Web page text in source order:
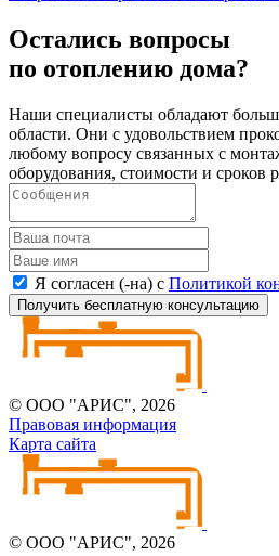
Остались вопросы
по отоплению дома?
Наши специалисты обладают
области. Они с удовольствием
любому вопросу связанных с
оборудования, стоимости и сроков
Я согласен (-на) с Политикой
Получить бесплатную консультацию
© ООО "АРИС", 2026
Правовая информация
Карта сайта
© ООО "АРИС", 2026